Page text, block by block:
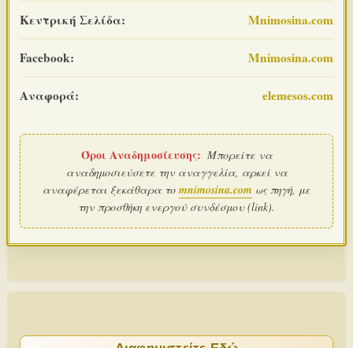
Κεντρική Σελίδα: Mnimosina.com
Facebook: Mnimosina.com
Αναφορά: elemesos.com
Όροι Αναδημοσίευσης: Μπορείτε να
αναδημοσιεύσετε την αναγγελία, αρκεί να
αναφέρεται ξεκάθαρα το mnimosina.com ως πηγή, με
την προσθήκη ενεργού συνδέσμου (link).